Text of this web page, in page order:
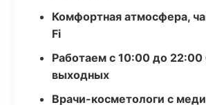
Комфортная атмосфера,
Fi
Работаем с 10:00 до 22:00
выходных
Врачи-косметологи с